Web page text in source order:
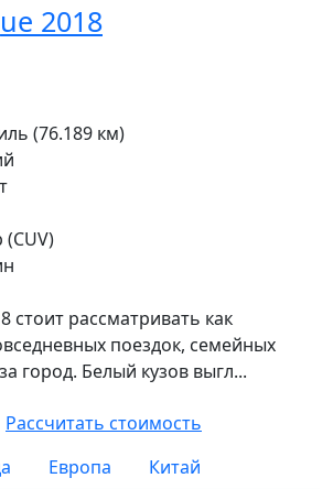
2018
(76.189 км)
(CUV)
стоит рассматривать как
поездок, семейных
город. Белый кузов выгл...
Рассчитать стоимость
Европа
Китай